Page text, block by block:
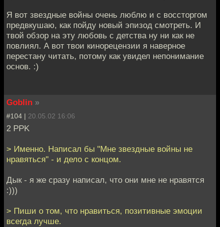
Я вот звездные войны очень люблю и с воссторгом
предвкушаю, как пойду новый эпизод смотреть. И
твой обзор на эту любовь с детства ну ни как не
повлиял. А вот твои кинорецензии я наверное
перестану читать, потому как увидел непонимание
основ. :)
Goblin »
#104 | 20.05.02 16:06
2 PPK
> Именно. Написал бы "Мне звездные войны не
нравяться" - и дело с концом.
Дык - я же сразу написал, что они мне не нравятся
:)))
> Пиши о том, что нравиться, позитивные эмоции
всегда лучше.